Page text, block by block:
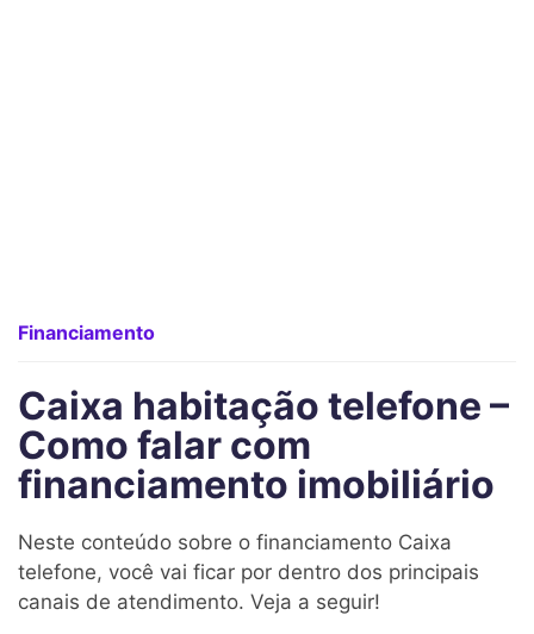
Financiamento
Caixa habitação telefone –
Como falar com
financiamento imobiliário
Neste conteúdo sobre o financiamento Caixa
telefone, você vai ficar por dentro dos principais
canais de atendimento. Veja a seguir!